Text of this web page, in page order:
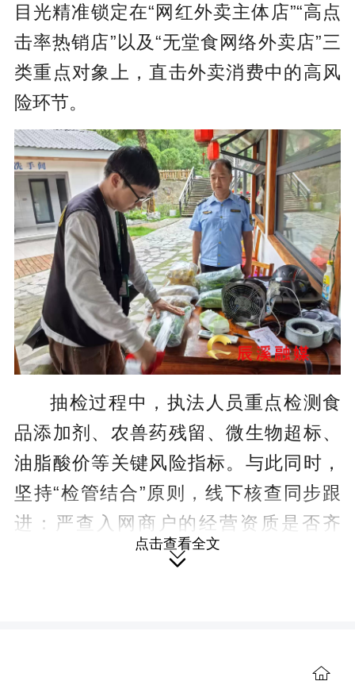
目光精准锁定在“网红外卖主体店”“高点
击率热销店”以及“无堂食网络外卖店”三
类重点对象上，直击外卖消费中的高风
险环节。
抽检过程中，执法人员重点检测食
品添加剂、农兽药残留、微生物超标、
油脂酸价等关键风险指标。与此同时，
坚持“检管结合”原则，线下核查同步跟
进：严查入网商户的经营资质是否齐
全、后厨卫生是否达标、食材进货查验
点击查看全文
